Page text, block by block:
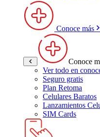
Conoce más
Conoce
Ver todo en
Seguro gratis
Plan Retoma
Celulares Baratos
Lanzamientos
SIM Cards